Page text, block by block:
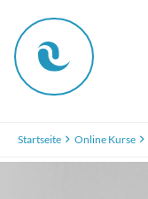
Startseite Online Kurse